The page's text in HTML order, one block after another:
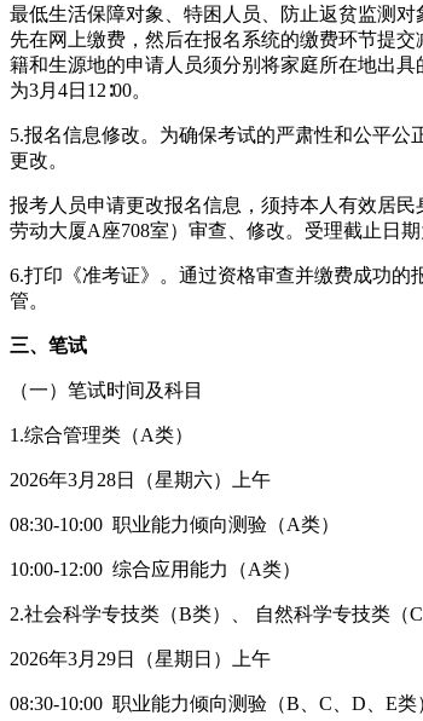
最低生活保障对象、特困人员、防止返贫监测
先在网上缴费，然后在报名系统的缴费环节提
籍和生源地的申请人员须分别将家庭所在地出
为3月4日12∶00。
5.报名信息修改。为确保考试的严肃性和公平
更改。
报考人员申请更改报名信息，须持本人有效居
劳动大厦A座708室）审查、修改。受理截止日
6.打印《准考证》。通过资格审查并缴费成功的
管。
三、笔试
（一）笔试时间及科目
1.综合管理类（A类）
2026年3月28日（星期六）上午
08:30-10:00 职业能力倾向测验（A类）
10:00-12:00 综合应用能力（A类）
2.社会科学专技类（B类）、 自然科学专技类（
2026年3月29日（星期日）上午
08:30-10:00 职业能力倾向测验（B、C、D、E类